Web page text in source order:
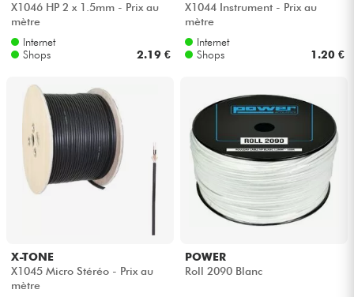
Licht
Drums
Blasinstrumente
Violinen & Quartett
Kinder
X1046 HP 2 x 1.5mm - Prix au
mètre
Internet
Shops
2.19 €
X1044 Instrument - Prix au
mètre
Internet
Shops
1.20 €
X-TONE
X1045 Micro Stéréo - Prix au
mètre
POWER
Roll 2090 Blanc